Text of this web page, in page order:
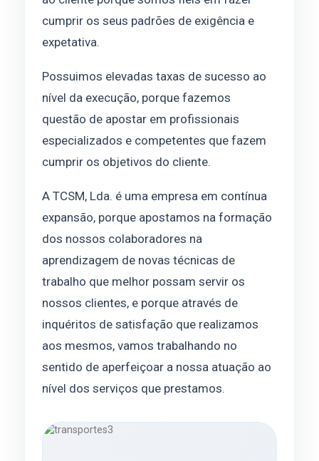
cumprir os seus padrões de exigência e
expetativa.
Possuimos elevadas taxas de sucesso ao
nível da execução, porque fazemos
questão de apostar em profissionais
especializados e competentes que fazem
cumprir os objetivos do cliente.
A TCSM, Lda. é uma empresa em contínua
expansão, porque apostamos na formação
dos nossos colaboradores na
aprendizagem de novas técnicas de
trabalho que melhor possam servir os
nossos clientes, e porque através de
inquéritos de satisfação que realizamos
aos mesmos, vamos trabalhando no
sentido de aperfeiçoar a nossa atuação ao
nível dos serviços que prestamos.